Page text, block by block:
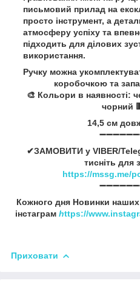
письмовий прилад на
просто інструмент, а
атмосферу успіху та
підходить для ділових
використання.
Ручку можна
коробочкою та
🎨 Кольори в наявності:
чорний
14,5 см
✔ЗАМОВИТИ у VIBER/
тисніть для
https://mssg.me/
Кожного дня Новинки
інстаграм https://
Приховати